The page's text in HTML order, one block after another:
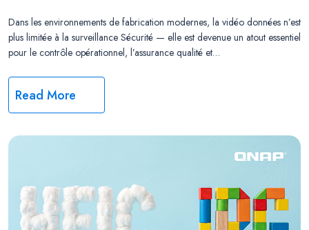
Dans les environnements de fabrication modernes, la vidéo données n’est
plus limitée à la surveillance Sécurité — elle est devenue un atout essentiel
pour le contrôle opérationnel, l’assurance qualité et…
Read More